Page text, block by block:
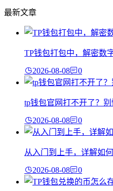
最新文章
TP钱包打包中，解密数
2026-08-08 0
tp钱包官网打不开了？
2026-08-08 0
从入门到上手，详解如
2026-08-08 0